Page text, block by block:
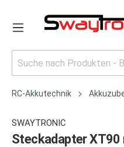
RC-Akkutechnik
SWAYTRONIC
Steckadapter XT90